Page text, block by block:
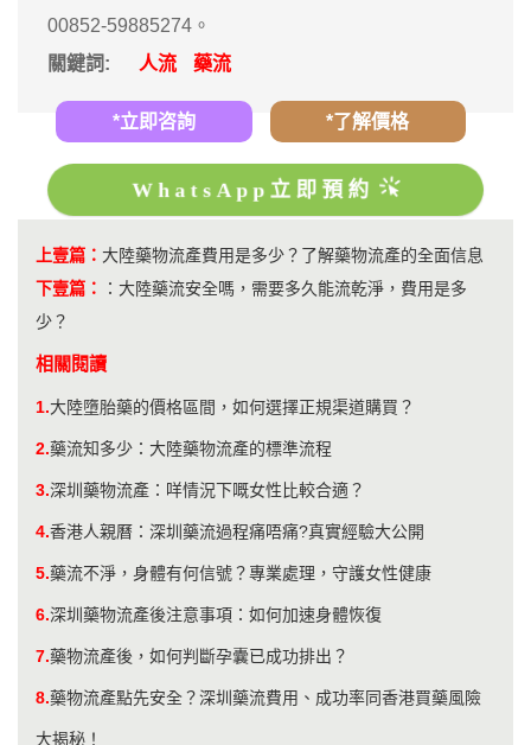
00852-59885274。
關鍵詞:
人流 藥流
*立即咨詢 *了解價格
WhatsApp立即預約
上壹篇： 大陸藥物流產費用是多少？了解藥物流產的全面信息
下壹篇：
： 大陸藥流安全嗎，需要多久能流乾淨，費用是多
少？
相關閱讀
1.大陸墮胎藥的價格區間，如何選擇正規渠道購買？
2.藥流知多少：大陸藥物流產的標準流程
3.深圳藥物流產：咩情況下嘅女性比較合適？
4.香港人親曆：深圳藥流過程痛唔痛?真實經驗大公開
5.藥流不淨，身體有何信號？專業處理，守護女性健康
6.深圳藥物流產後注意事項：如何加速身體恢復
7.​藥物流產後，如何判斷孕囊已成功排出？
8.藥物流產點先安全？深圳藥流費用、成功率同香港買藥風險
大揭秘！